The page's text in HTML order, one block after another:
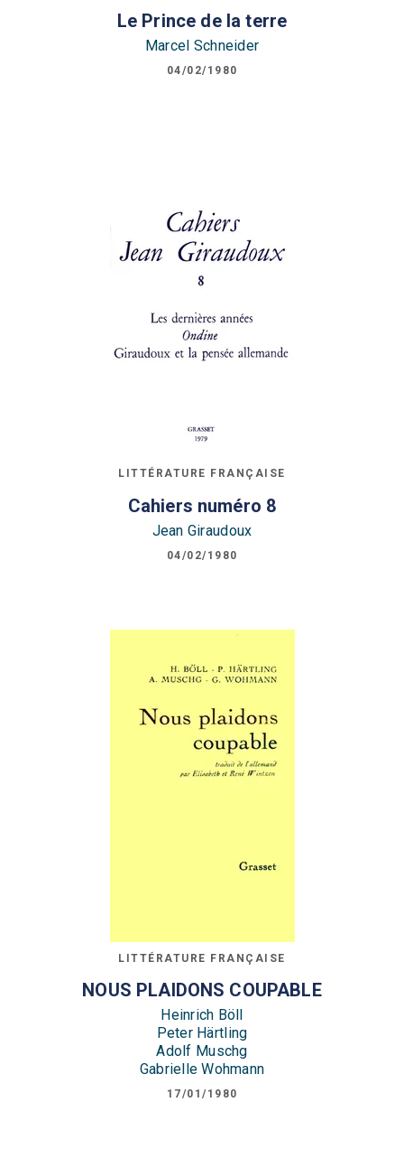
Le Prince de la terre
Marcel Schneider
04/02/1980
LITTÉRATURE FRANÇAISE
Cahiers numéro 8
Jean Giraudoux
04/02/1980
LITTÉRATURE FRANÇAISE
NOUS PLAIDONS COUPABLE
Heinrich Böll
Peter Härtling
Adolf Muschg
Gabrielle Wohmann
17/01/1980